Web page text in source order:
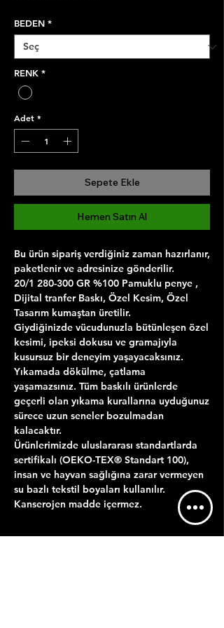
BEDEN *
RENK *
Adet *
Sepete Ekle
Hemen Satın Al
Bu ürün sipariş verdiğiniz zaman hazırlanır,
paketlenir ve adresinize gönderilir.
20/1 280-300 GR %100 Pamuklu penye ,
Dijital tranfer Baskı, Özel Kesim, Özel
Tasarım kumaştan üretilir.
Giydiğinizde vücudunuzla bütünleşen özel
kesimi, ipeksi dokusu ve gramajıyla
kusursuz bir deneyim yaşayacaksınız.
Yıkamada dökülme, çatlama
yaşamazsınız. Tüm baskılı ürünlerde
geçerli olan yıkama kurallarına uyduğunuz
sürece uzun seneler bozulmadan
kalacaktır.
Ürünlerimizde uluslararası standartlarda
sertifikalı (OEKO-TEX® Standart 100),
insan ve hayvan sağlığına zarar vermeyen
su bazlı tekstil boyaları kullanılır.
Kanserojen madde içermez.